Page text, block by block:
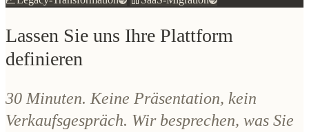
Lassen Sie uns Ihre Plattform
definieren
30 Minuten. Keine Präsentation, kein
Verkaufsgespräch. Wir besprechen, was Sie